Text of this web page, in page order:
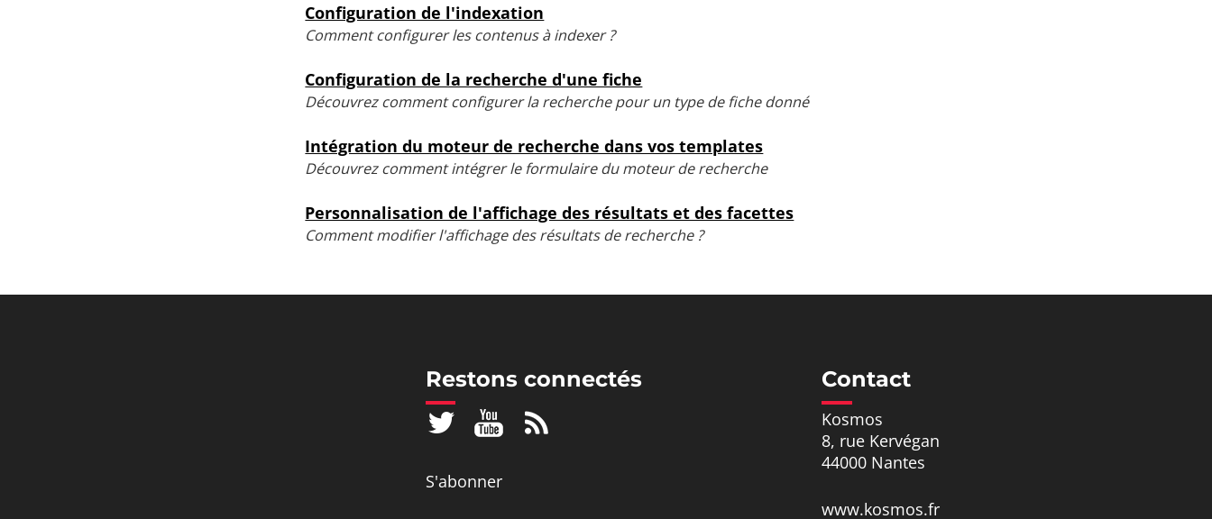
Configuration de l'indexation
Comment configurer les contenus à indexer ?
Configuration de la recherche d'une fiche
Découvrez comment configurer la recherche pour un type de fiche donné
Intégration du moteur de recherche dans vos templates
Découvrez comment intégrer le formulaire du moteur de recherche
Personnalisation de l'affichage des résultats et des facettes
Comment modifier l'affichage des résultats de recherche ?
Restons connectés
S'abonner
Contact
Kosmos
8, rue Kervégan
44000 Nantes
www.kosmos.fr